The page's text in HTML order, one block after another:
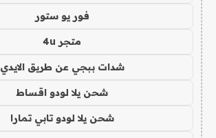
فور يو ستور
متجر 4u
شدات ببجي عن طريق الايدي
شحن يلا لودو اقساط
شحن يلا لودو تابي تمارا